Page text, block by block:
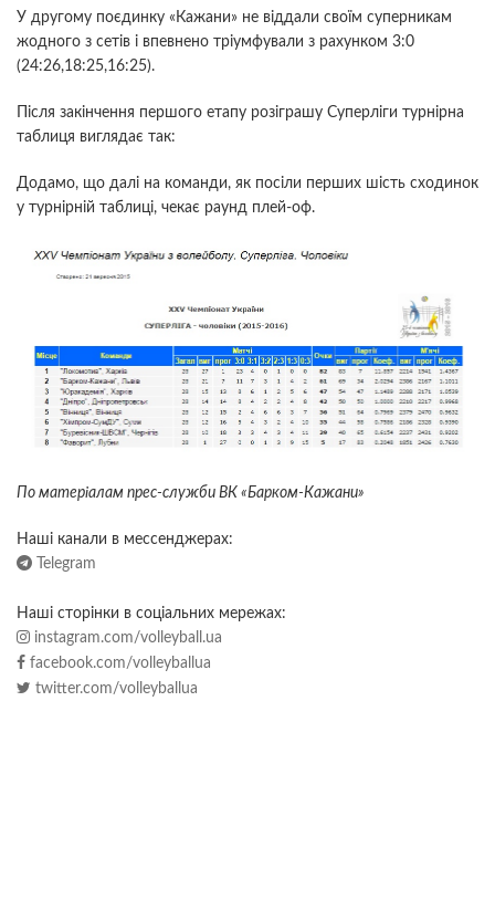
У другому поєдинку «Кажани» не віддали своїм суперникам
жодного з сетів і впевнено тріумфували з рахунком 3:0
(24:26,18:25,16:25).
Після закінчення першого етапу розіграшу Суперліги турнірна
таблиця виглядає так:
Додамо, що далі на команди, як посіли перших шість сходинок
у турнірній таблиці, чекає раунд плей-оф.
По матерiалам прес-служби ВК «Барком-Кажани»
Наші канали в мессенджерах:
Telegram
Наші сторінки в соціальних мережах:
instagram.com/volleyball.ua
facebook.com/volleyballua
twitter.com/volleyballua